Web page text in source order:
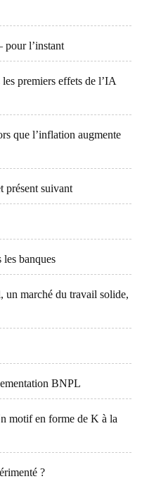
​​pour l’instant
premiers effets de l’IA
que l’inflation augmente
présent suivant
les banques
un marché du travail solide,
BNPL
motif en forme de K à la
?